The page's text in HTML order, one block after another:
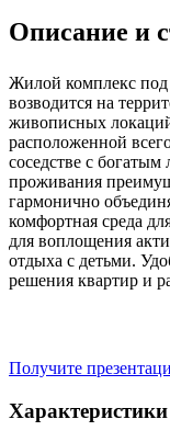
Описание и
Жилой комплекс под
возводится на
живописных
расположенной
соседстве с
проживания
гармонично
комфортная среда
для воплощения
отдыха с детьми.
решения квартир и
Получите